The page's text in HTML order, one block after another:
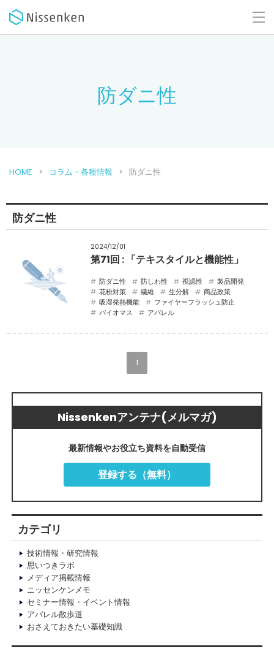
防ダニ性
HOME コラム・各種情報 防ダニ性
防ダニ性
2024/12/01
第71回 : 「テキスタイルと機能性」
防ダニ性 防しわ性 視認性
製品開発
花粉対策
繊維 生分解
商品政策
吸湿発熱機能
ファイヤーフラッシュ防止
バイオマス
アパレル
1
Nissenkenアンテナ(メルマガ)
最新情報やお役立ち資料を自動受信
登録する（無料）
カテゴリ
技術情報・研究情報
思いつきラボ
メディア掲載情報
ニッセンケンメモ
セミナー情報・イベント情報
アパレル散歩道
おさえておきたい基礎知識